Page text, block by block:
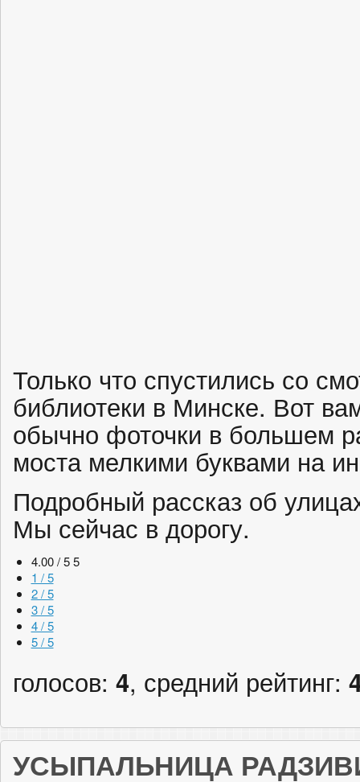
Только что спустились со
библиотеки в Минске. Вот
обычно фоточки в большем
моста мелкими буквами на
Подробный рассказ об
Мы сейчас в дорогу.
4.00 / 5 5
1 / 5
2 / 5
3 / 5
4 / 5
5 / 5
голосов: 4, средний рейтинг:
УСЫПАЛЬНИЦА